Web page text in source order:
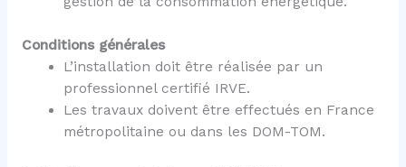
Conditions générales
L’installation doit être réalisée par un
professionnel certifié IRVE.
Les travaux doivent être effectués en France
métropolitaine ou dans les DOM-TOM.